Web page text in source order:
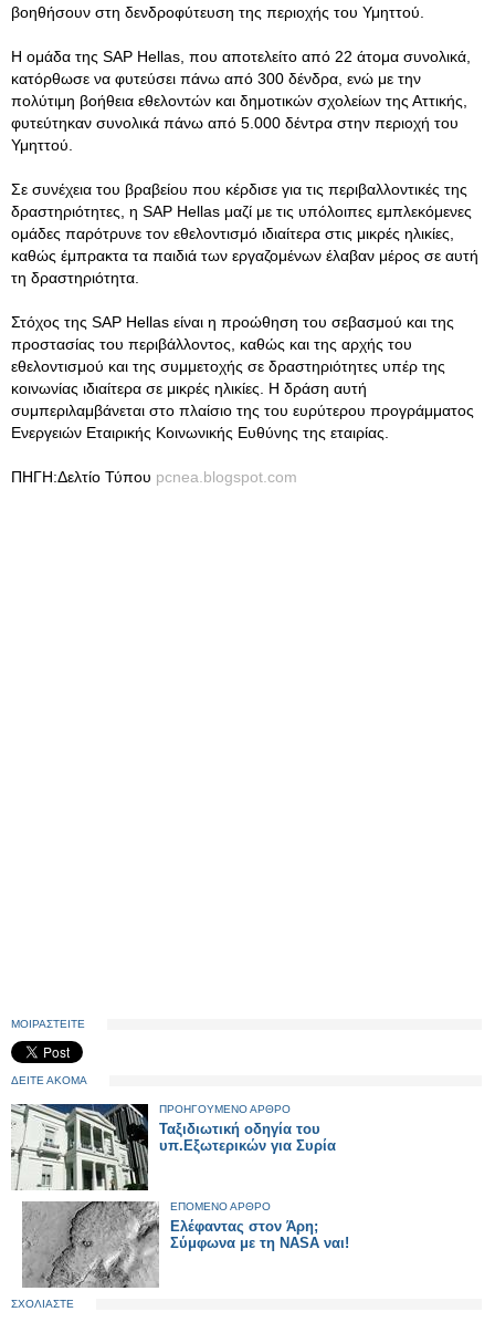
βοηθήσουν στη δενδροφύτευση της περιοχής του Υμηττού.
Η ομάδα της SAP Hellas, που αποτελείτο από 22 άτομα συνολικά,
κατόρθωσε να φυτεύσει πάνω από 300 δένδρα, ενώ με την
πολύτιμη βοήθεια εθελοντών και δημοτικών σχολείων της Αττικής,
φυτεύτηκαν συνολικά πάνω από 5.000 δέντρα στην περιοχή του
Υμηττού.
Σε συνέχεια του βραβείου που κέρδισε για τις περιβαλλοντικές της
δραστηριότητες, η SAP Hellas μαζί με τις υπόλοιπες εμπλεκόμενες
ομάδες παρότρυνε τον εθελοντισμό ιδιαίτερα στις μικρές ηλικίες,
καθώς έμπρακτα τα παιδιά των εργαζομένων έλαβαν μέρος σε αυτή
τη δραστηριότητα.
Στόχος της SAP Hellas είναι η προώθηση του σεβασμού και της
προστασίας του περιβάλλοντος, καθώς και της αρχής του
εθελοντισμού και της συμμετοχής σε δραστηριότητες υπέρ της
κοινωνίας ιδιαίτερα σε μικρές ηλικίες. Η δράση αυτή
συμπεριλαμβάνεται στο πλαίσιο της του ευρύτερου προγράμματος
Ενεργειών Εταιρικής Κοινωνικής Ευθύνης της εταιρίας.
ΠΗΓΗ:Δελτίο Τύπου pcnea.blogspot.com
ΜΟΙΡΑΣΤΕΙΤΕ
ΔΕΙΤΕ ΑΚΟΜΑ
ΠΡΟΗΓΟΥΜΕΝΟ ΑΡΘΡΟ
Ταξιδιωτική οδηγία του
υπ.Εξωτερικών για Συρία
ΕΠΟΜΕΝΟ ΑΡΘΡΟ
Ελέφαντας στον Άρη;
Σύμφωνα με τη NASA ναι!
ΣΧΟΛΙΑΣΤΕ